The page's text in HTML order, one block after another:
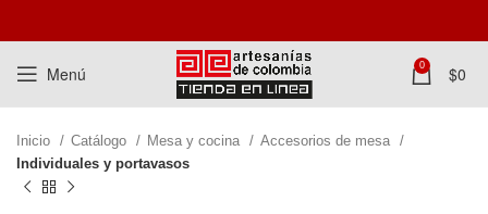
Menú 0 $0
Inicio Catálogo Mesa y cocina
Accesorios de mesa
Individuales y portavasos